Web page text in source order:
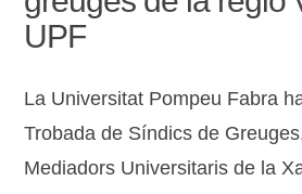
UPF
La Universitat Pompeu Fabra
Trobada de Síndics de
Mediadors Universitaris de la